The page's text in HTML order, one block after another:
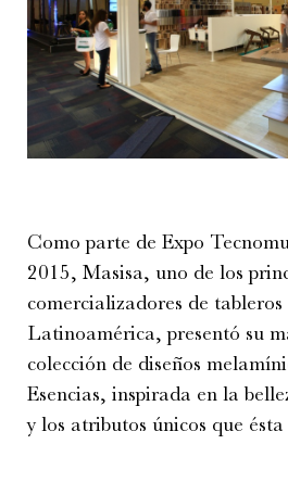
Como parte de Expo
2015, Masisa, uno de los
comercializadores de
Latinoamérica, presentó su
colección de diseños
Esencias, inspirada en la
y los atributos únicos que ésta